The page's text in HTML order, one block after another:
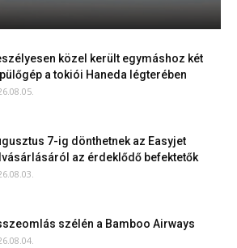
közel került egymáshoz két
a tokiói Haneda légterében
7-ig dönthetnek az Easyjet
az érdeklődő befektetők
szélén a Bamboo Airways